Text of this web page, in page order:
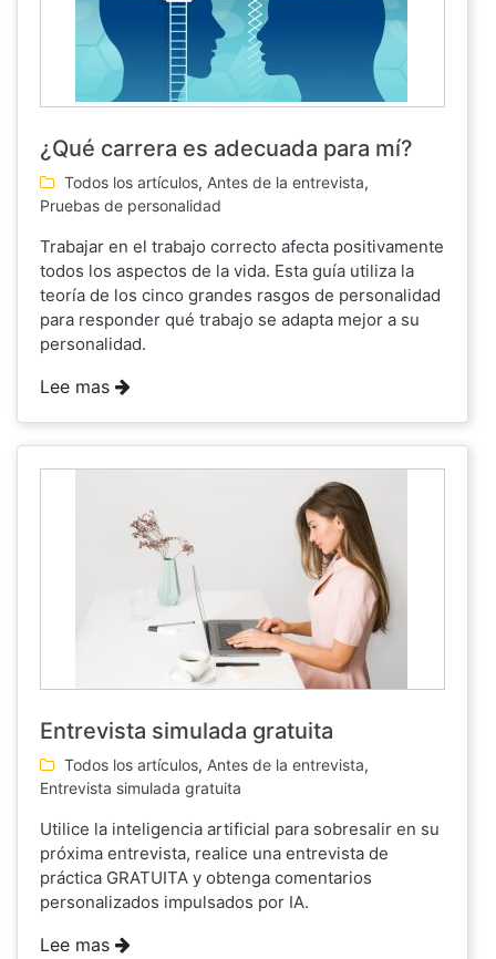
¿Qué carrera es adecuada para mí?
Todos los artículos, Antes de la entrevista,
Pruebas de personalidad
Trabajar en el trabajo correcto afecta positivamente
todos los aspectos de la vida. Esta guía utiliza la
teoría de los cinco grandes rasgos de personalidad
para responder qué trabajo se adapta mejor a su
personalidad.
Lee mas
Entrevista simulada gratuita
Todos los artículos, Antes de la entrevista,
Entrevista simulada gratuita
Utilice la inteligencia artificial para sobresalir en su
próxima entrevista, realice una entrevista de
práctica GRATUITA y obtenga comentarios
personalizados impulsados por IA.
Lee mas